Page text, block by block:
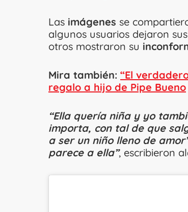
Las imágenes se
algunos usuarios dejaron sus
otros mostraron su
Mira también: “El
regalo a hijo de Pipe Bueno
“Ella quería niña y yo
importa, con tal de que
a ser un niño lleno de
parece a ella”, escribieron